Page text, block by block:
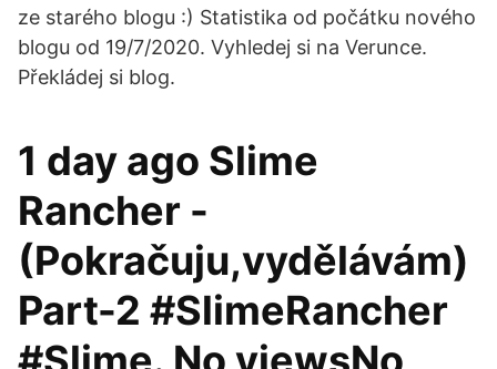
ze starého blogu :) Statistika od počátku nového
blogu od 19/7/2020. Vyhledej si na Verunce.
Překládej si blog.
1 day ago Slime
Rancher -
(Pokračuju,vydělávám)
Part-2 #SlimeRancher​